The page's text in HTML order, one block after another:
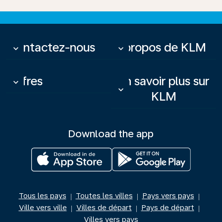
Contactez-nous
keyboard_arrow_down À propos de KLM
keyboard_arrow_down
Offres
keyboard_arrow_down
En savoir plus sur
KLM
keyboard_arrow_down
Download the app
Tous les pays | Toutes les villes | Pays vers pays |
Ville vers ville | Villes de départ | Pays de départ |
Villes vers pays